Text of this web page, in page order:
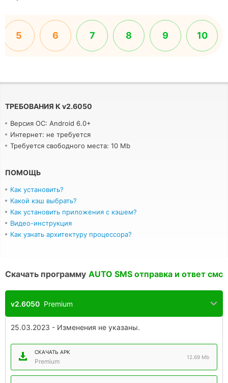
5 6 7 8 9 10
ТРЕБОВАНИЯ К v2.6050
Версия ОС: Android 6.0+
Интернет: не требуется
Требуется свободного места: 10 Mb
ПОМОЩЬ
Как установить?
Какой кэш выбрать?
Как установить приложения с кэшем?
Видео-инструкция
Как узнать архитектуру процессора?
Скачать программу AUTO SMS отправка и ответ смс
v2.6050 Premium
25.03.2023 - Изменения не указаны.
СКАЧАТЬ APK
Premium
12.69 Mb